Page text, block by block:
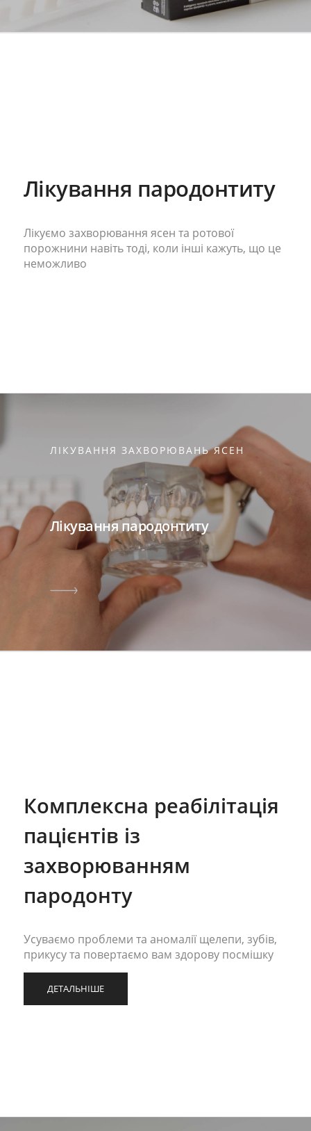
Лікування пародонтиту
Лікуємо захворювання ясен та ротової
порожнини навіть тоді, коли інші кажуть, що це
неможливо
ЛІКУВАННЯ ЗАХВОРЮВАНЬ ЯСЕН
Лікування пародонтиту
Комплексна реабілітація
пацієнтів із
захворюванням
пародонту
Усуваємо проблеми та аномалії щелепи, зубів,
прикусу та повертаємо вам здорову посмішку
ДЕТАЛЬНІШЕ